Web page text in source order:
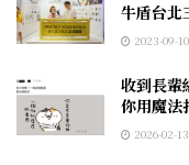
牛盾台北
2023-09-10
收到長輩
你用魔法
2026-02-13